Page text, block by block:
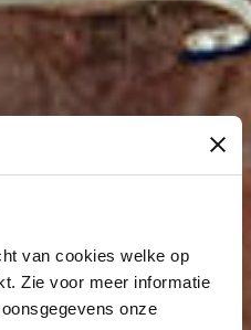
van cookies welke op
Zie voor meer informatie
onze